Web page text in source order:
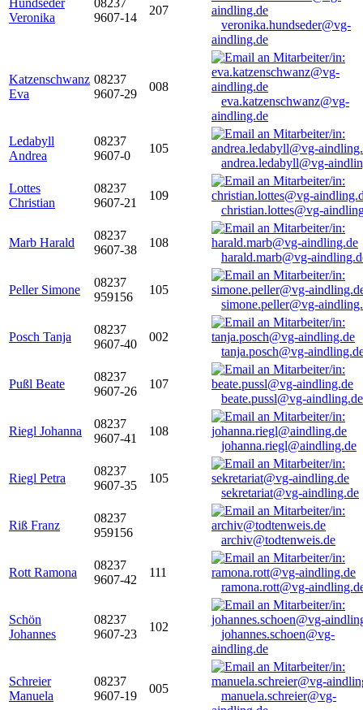
Hundseder
Veronika
08237
9607-14
207
veronika.hundseder@vg-
aindling.de
Katzenschwanz
Eva
08237
9607-29
008
eva.katzenschwanz@vg-
aindling.de
Ledabyll
Andrea
08237
9607-0
105
andrea.ledabyll@vg-
Lottes
Christian
08237
9607-21
109
christian.lottes@vg-
Marb Harald
08237
9607-38
108
harald.marb@vg-
Peller Simone
08237
959156
105
simone.peller@vg-
Posch Tanja
08237
9607-40
002
tanja.posch@vg-
Pußl Beate
08237
9607-26
107
beate.pussl@vg-aindling.de
Riegl Johanna
08237
9607-41
108
johanna.riegl@aindling.de
Riegl Petra
08237
9607-35
105
sekretariat@vg-aindling.de
Riß Franz
08237
959156
archiv@todtenweis.de
Rott Ramona
08237
9607-42
111
ramona.rott@vg-
Schön
Johannes
08237
9607-23
102
johannes.schoen@vg-
aindling.de
Schreier
Manuela
08237
9607-19
005
manuela.schreier@vg-